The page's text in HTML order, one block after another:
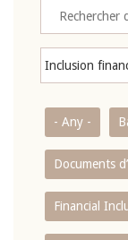
- Any -
Documents
Financial